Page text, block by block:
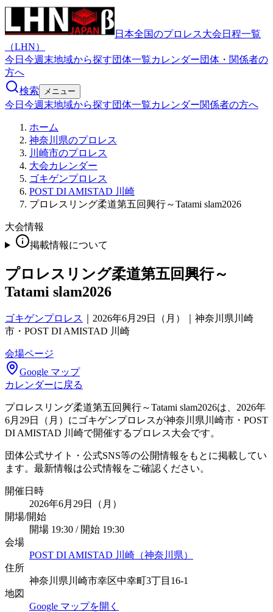
日本全国のプロレス大会日程一覧
（LHN）
今日 今週末地域から探す団体一覧カレンダー団体・関係者の
方へ
検索
メニュー
今日 今週末地域から探す団体一覧カレンダー関係者の方へ
ホーム
神奈川県のプロレス
川崎市のプロレス
大会カレンダー
ゴキゲンプロレス
POST DI AMISTAD 川崎
プロレスリング柔道第五回興行～Tatami slam2026
大会情報
掲載情報について
プロレスリング柔道第五回興行～
Tatami slam2026
ゴキゲンプロレス
2026年6月29日（月）｜神奈川県川崎
市・POST DI AMISTAD 川崎
会場ページ
Google マップ
カレンダーに戻る
プロレスリング柔道第五回興行～Tatami slam2026は、2026年
6月29日（月）にゴキゲンプロレスが神奈川県川崎市・POST
DI AMISTAD 川崎で開催するプロレス大会です。
団体公式サイト・公式SNS等の公開情報をもとに掲載してい
ます。最新情報は公式情報をご確認ください。
開催日時
2026年6月29日（月）
開場/開始
開場 19:30 / 開始 19:30
会場
POST DI AMISTAD 川崎（神奈川県）
住所
神奈川県川崎市幸区中幸町3丁目16-1
地図
Google マップを開く